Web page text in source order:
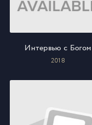
Интервью с Богом
2018